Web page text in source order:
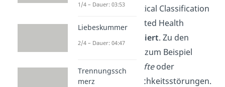
(International Statistical Classification
of Diseases and Related Health
kategorisiert. Zu den
Kategorien gehören zum Beispiel
paranoide
zwanghafteoder
emotionale
Persönlichkeitsstörungen.
1/4 – Dauer: 03:53
Liebeskummer
2/4 – Dauer: 04:47
Trennungssch
merz